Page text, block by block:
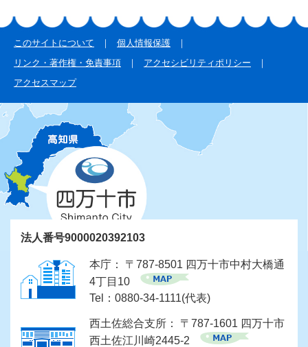
このサイトについて
個人情報保護
リンク・著作権・免責事項
アクセシビリティポリシー
アクセスマップ
法人番号9000020392103
本庁： 〒787-8501 四万十市中村大橋通
4丁目10
Tel：0880-34-1111(代表)
西土佐総合支所： 〒787-1601 四万十市
西土佐江川崎2445-2